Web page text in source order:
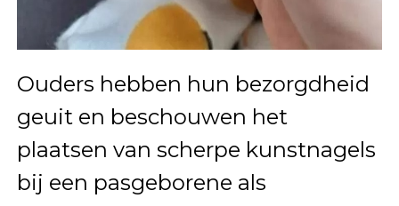
Ouders hebben hun bezorgdheid
geuit en beschouwen het
plaatsen van scherpe kunstnagels
bij een pasgeborene als